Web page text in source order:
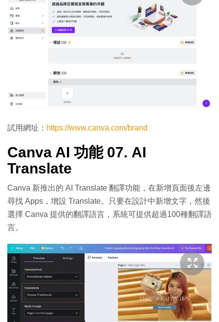
試用網址： https://www.canva.com/brand
Canva AI 功能 07. AI
Translate
Canva 新推出的 AI Translate 翻譯功能，在新增頁面後左邊
尋找 Apps，增設 Translate。只要在設計中新增文字，然後
選擇 Canva 提供的翻譯語言，系統可提供超過100種翻譯語
言。